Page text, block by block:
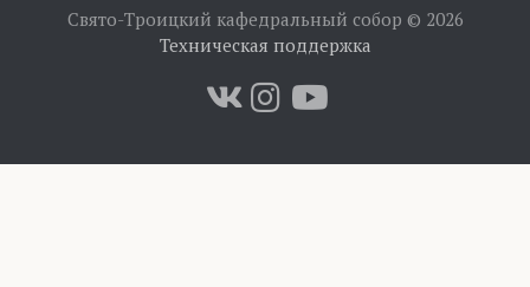
Свято-Троицкий кафедральный собор © 2026
Техническая поддержка